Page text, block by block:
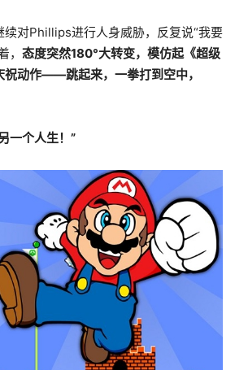
续对Phillips进行人身威胁，反复说“我要
， 态度突然180°大转变，模仿起《超级
祝动作——跳起来，一拳打到空中，
一个人生！”